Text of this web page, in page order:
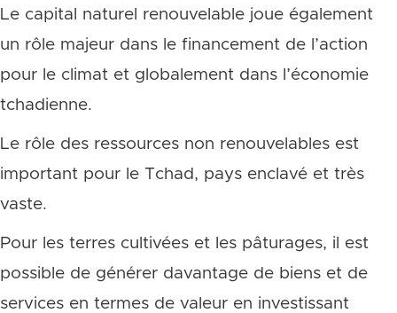
Le capital naturel renouvelable joue également
un rôle majeur dans le financement de l’action
pour le climat et globalement dans l’économie
tchadienne.
Le rôle des ressources non renouvelables est
important pour le Tchad, pays enclavé et très
vaste.
Pour les terres cultivées et les pâturages, il est
possible de générer davantage de biens et de
services en termes de valeur en investissant